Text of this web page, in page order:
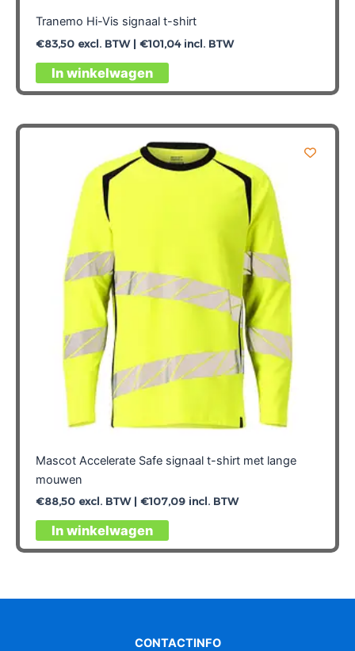
Tranemo Hi-Vis signaal t-shirt
€83,50excl. BTW | €101,04incl. BTW
In winkelwagen
Dit
product
meerdere
variaties.
Deze
de
productpagina
Mascot Accelerate Safe signaal t-shirt met lange
mouwen
€88,50excl. BTW | €107,09incl. BTW
In winkelwagen
Dit
product
variaties.
optie
CONTACTINFO